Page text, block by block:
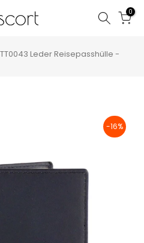
0
Leder Reisepasshülle -
-16%